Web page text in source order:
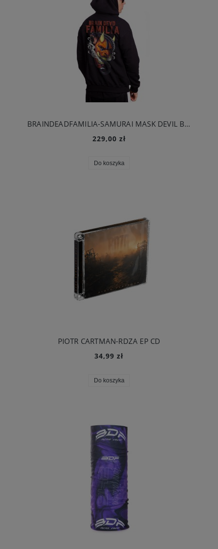
BRAINDEADFAMILIA-SAMURAI MASK DEVIL BLUZA KAPTUR ZIP CZARNA
229,00 zł
Do koszyka
PIOTR CARTMAN-RDZA EP CD
34,99 zł
Do koszyka